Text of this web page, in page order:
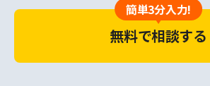
簡単3分入力!
無料で相談する